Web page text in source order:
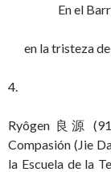
En el
en la tristeza
4.
Ryôgen 良源
Compasión (Jie
la Escuela de la